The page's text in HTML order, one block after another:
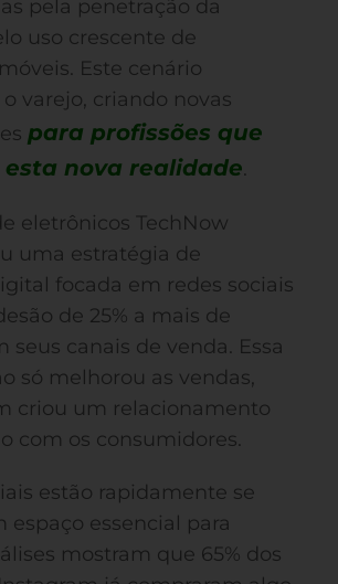
pela penetração da
uso crescente de
Este cenário
varejo, criando novas
para profissões que
nova realidade.
eletrônicos TechNow
uma estratégia de
focada em redes sociais
de 25% a mais de
seus canais de venda. Essa
só melhorou as vendas,
criou um relacionamento
com os consumidores.
estão rapidamente se
espaço essencial para
mostram que 65% dos